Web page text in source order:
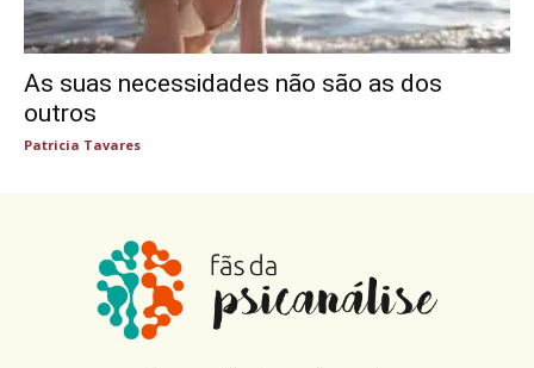
As suas necessidades não são as dos
outros
Patricia Tavares